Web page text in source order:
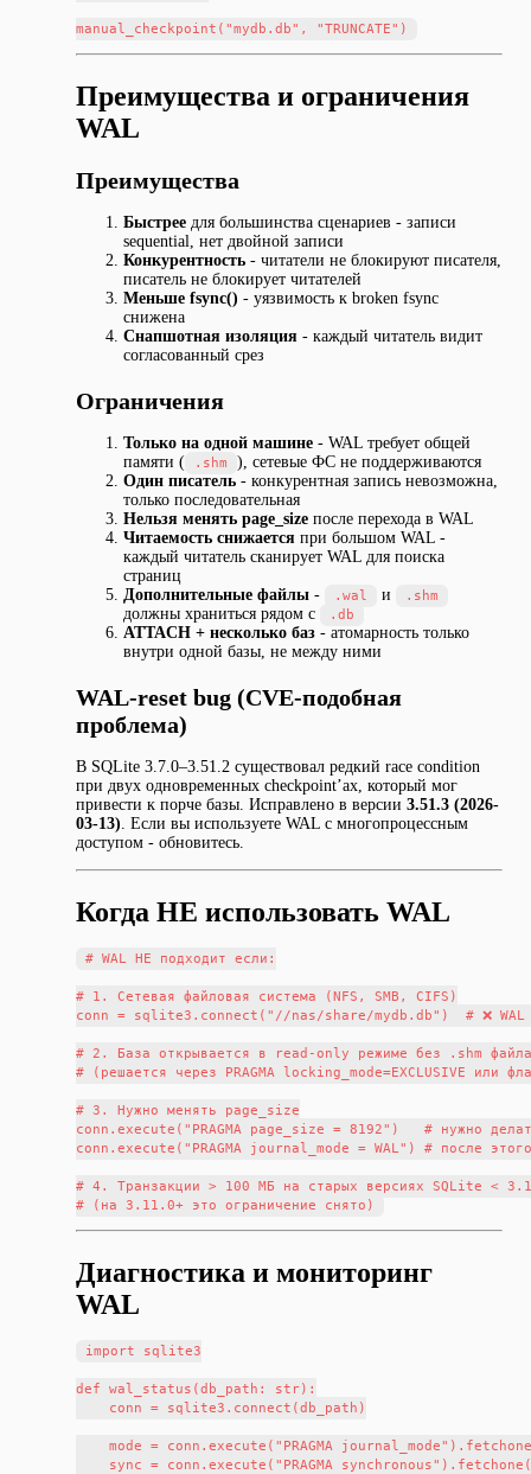
Преимущества и ограничения
WAL
Преимущества
Быстрее для большинства сценариев - записи
sequential, нет двойной записи
Конкурентность - читатели не блокируют писателя,
писатель не блокирует читателей
Меньше fsync() - уязвимость к broken fsync
снижена
Снапшотная изоляция - каждый читатель видит
согласованный срез
Ограничения
Только на одной машине - WAL требует общей
памяти (
.shm
), сетевые ФС не поддерживаются
Один писатель - конкурентная запись невозможна,
только последовательная
Нельзя менять page_size после перехода в WAL
Читаемость снижается при большом WAL -
каждый читатель сканирует WAL для поиска
страниц
Дополнительные файлы - .wal и .shm
должны храниться рядом с .db
ATTACH + несколько баз - атомарность только
внутри одной базы, не между ними
WAL-reset bug (CVE-подобная
проблема)
В SQLite 3.7.0–3.51.2 существовал редкий race condition
при двух одновременных checkpoint’ах, который мог
привести к порче базы. Исправлено в версии 3.51.3 (2026-
03-13). Если вы используете WAL с многопроцессным
доступом - обновитесь.
Когда НЕ использовать WAL
# WAL НЕ подходит если:
# 1. Сетевая файловая система (NFS, SMB, CIFS)
conn = sqlite3.connect("//nas/share/mydb.db")  # ❌ WAL
# 2. База открывается в read-only режиме без .shm файла
# (решается через PRAGMA locking_mode=EXCLUSIVE или
# 3. Нужно менять page_size
conn.execute("PRAGMA page_size = 8192")   # нужно
conn.execute("PRAGMA journal_mode = WAL") # после
# 4. Транзакции > 100 МБ на старых версиях SQLite <
Диагностика и мониторинг
WAL
import sqlite3
def wal_status(db_path: str):
    conn = sqlite3.connect(db_path)
mode = conn.execute("PRAGMA
sync = conn.execute("PRAGMA